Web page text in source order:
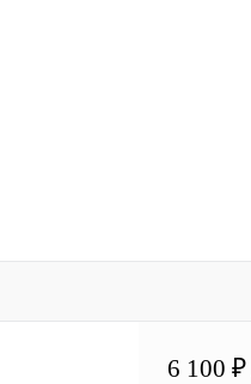
6 100 ₽